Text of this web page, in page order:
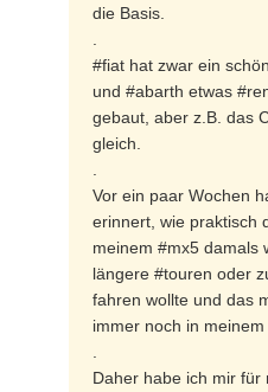
die Basis.
#fiat hat zwar ein
und #abarth etwas
gebaut, aber z.B. das
gleich.
Vor ein paar Wochen
erinnert, wie praktisch
meinem #mx5 damals
längere #touren oder
fahren wollte und das
immer noch in meinem
Daher habe ich mir für